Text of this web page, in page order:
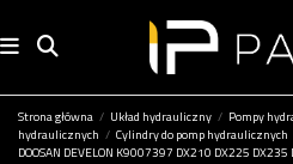
Strona główna Układ hydrauliczny Pompy
hydraulicznych
Cylindry do pomp hydraulicznych
DOOSAN DEVELON K9007397 DX210 DX225 DX235